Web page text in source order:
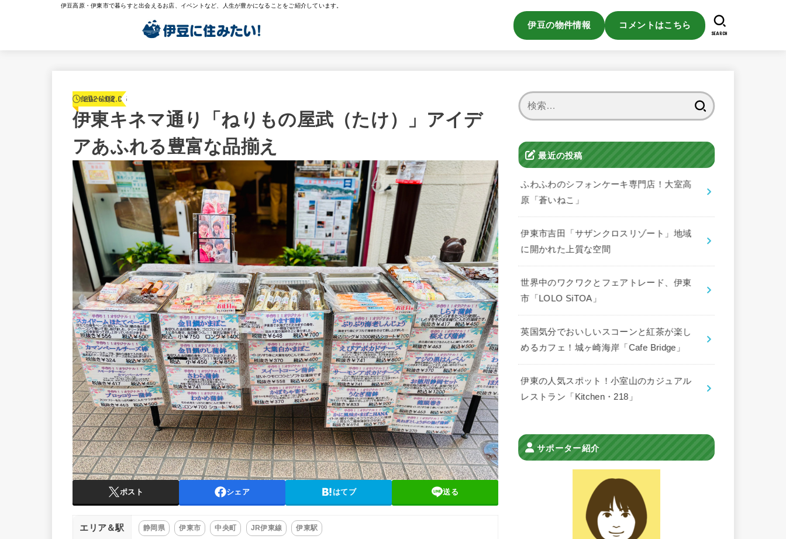
伊豆高原・伊東市で暮らすと出会えるお店、イベントなど、人生が豊かになることをご紹介しています。
伊豆の物件情報 コメントはこちら
SEARCH
食品・雑貨
2026.02.05
伊東キネマ通り「ねりもの屋武（たけ）」アイデ
アあふれる豊富な品揃え
ポスト シェア はてブ 送る
エリア＆駅 静岡県 伊東市 中央町 JR伊東線 伊東駅
最近の投稿
ふわふわのシフォンケーキ専門店！大室高
原「蒼いねこ」
伊東市吉田「サザンクロスリゾート」地域
に開かれた上質な空間
世界中のワクワクとフェアトレード、伊東
市「LOLO SiTOA」
英国気分でおいしいスコーンと紅茶が楽し
めるカフェ！城ヶ崎海岸「Cafe Bridge」
伊東の人気スポット！小室山のカジュアル
レストラン「Kitchen・218」
サポーター紹介